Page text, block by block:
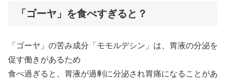
「ゴーヤ」を食べすぎると？
「ゴーヤ」の苦み成分「モモルデシン」は、胃液の分泌を
促す働きがあるため
食べ過ぎると、胃液が過剰に分泌され胃痛になることがあ